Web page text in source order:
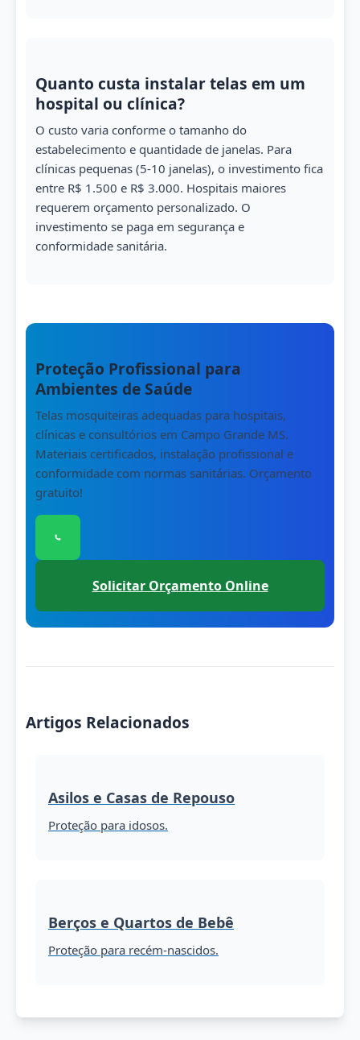
Quanto custa instalar telas em um
hospital ou clínica?
O custo varia conforme o tamanho do
estabelecimento e quantidade de janelas. Para
clínicas pequenas (5-10 janelas), o investimento fica
entre R$ 1.500 e R$ 3.000. Hospitais maiores
requerem orçamento personalizado. O
investimento se paga em segurança e
conformidade sanitária.
Proteção Profissional para
Ambientes de Saúde
Telas mosquiteiras adequadas para hospitais,
clínicas e consultórios em Campo Grande MS.
Materiais certificados, instalação profissional e
conformidade com normas sanitárias. Orçamento
gratuito!
Clique para conversar com nossa equipe pelo
Solicitar Orçamento Online
Artigos Relacionados
Asilos e Casas de Repouso
Proteção para idosos.
Berços e Quartos de Bebê
Proteção para recém-nascidos.